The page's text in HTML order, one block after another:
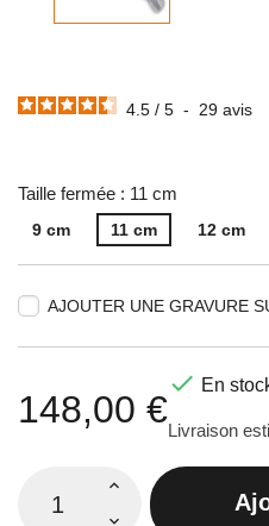
4.5 / 5 - 29 avis
Taille fermée : 11 cm
9 cm 11 cm 12 cm
AJOUTER UNE GRAVURE
148,00 €
 En
Livraison